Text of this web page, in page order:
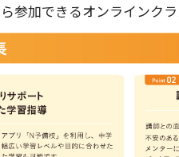
参加できるオンラインクラ